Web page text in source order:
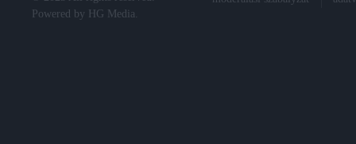
Powered by
HG Media.